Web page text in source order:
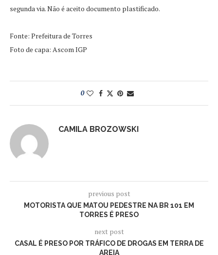
segunda via. Não é aceito documento plastificado.
Fonte: Prefeitura de Torres
Foto de capa: Ascom IGP
0
CAMILA BROZOWSKI
previous post
MOTORISTA QUE MATOU PEDESTRE NA BR 101 EM
TORRES É PRESO
next post
CASAL É PRESO POR TRÁFICO DE DROGAS EM TERRA DE
AREIA